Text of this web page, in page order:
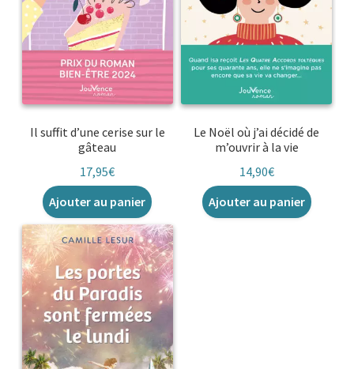
Il suffit d’une cerise sur le
gâteau
17,95€
Ajouter au panier
Le Noël où j’ai décidé de
m’ouvrir à la vie
14,90€
Ajouter au panier